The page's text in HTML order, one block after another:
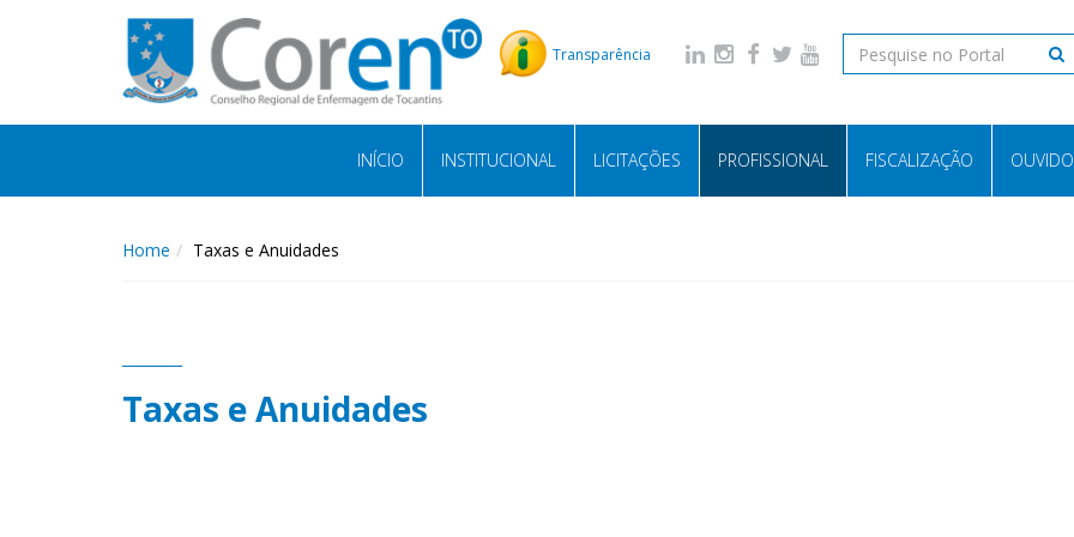
Transparência
INÍCIO INSTITUCIONAL LICITAÇÕES PROFISSIONAL FISCALIZAÇÃO
Home Taxas e Anuidades
Taxas e Anuidades